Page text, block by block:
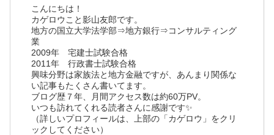
こんにちは！
カゲロウこと影山友郎です。
地方の国立大学法学部⇒地方銀行⇒コンサルティング
業
2009年 宅建士試験合格
2011年 行政書士試験合格
興味分野は家族法と地方金融ですが、あんまり関係な
い記事もたくさん書いてます。
ブログ歴７年、月間アクセス数は約60万PV。
いつも訪れてくれる読者さんに感謝です✨
（詳しいプロフィールは、上部の「カゲロウ」をクリ
ックしてください）